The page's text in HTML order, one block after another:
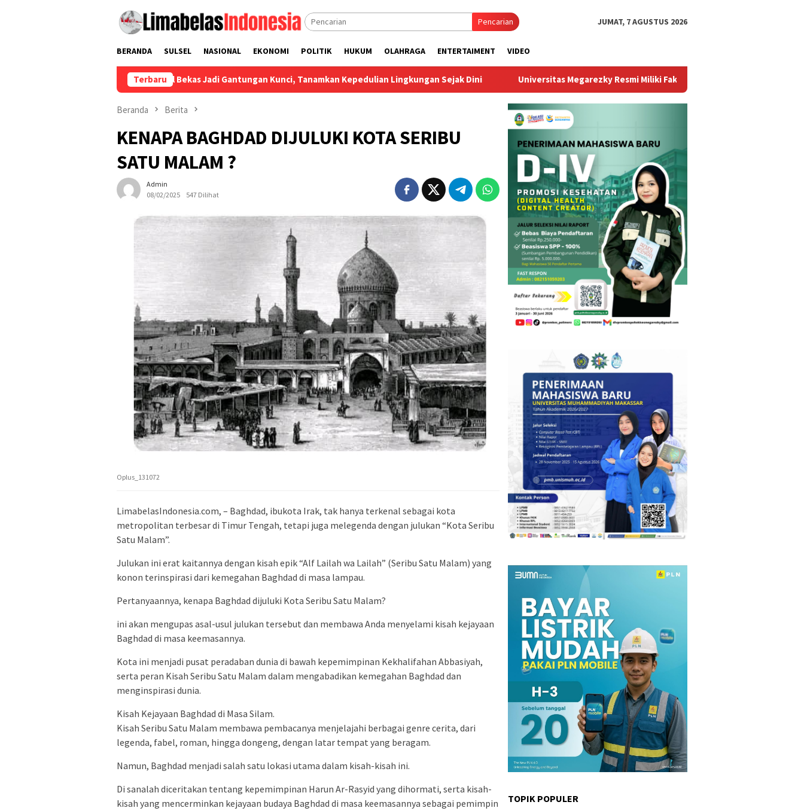
Pencarian JUMAT, 7 AGUSTUS 2026
BERANDA SULSEL NASIONAL EKONOMI POLITIK HUKUM OLAHRAGA ENTERTAIMENT VIDEO
Terbaru
Sulap Tutup Botol Bekas Jadi Gantungan Kunci, Tanamkan Kepedulian Lingkungan Sejak Dini Universitas Megarezky Resmi Miliki Fakultas Kedokteran, Siap Cetak Dokter Profesional
Beranda Berita
KENAPA BAGHDAD DIJULUKI KOTA SERIBU
SATU MALAM ?
Admin
08/02/2025
547 Dilihat
Oplus_131072
LimabelasIndonesia.com, – Baghdad, ibukota Irak, tak hanya terkenal sebagai kota
metropolitan terbesar di Timur Tengah, tetapi juga melegenda dengan julukan “Kota Seribu
Satu Malam”.
Julukan ini erat kaitannya dengan kisah epik “Alf Lailah wa Lailah” (Seribu Satu Malam) yang
konon terinspirasi dari kemegahan Baghdad di masa lampau.
Pertanyaannya, kenapa Baghdad dijuluki Kota Seribu Satu Malam?
ini akan mengupas asal-usul julukan tersebut dan membawa Anda menyelami kisah kejayaan
Baghdad di masa keemasannya.
Kota ini menjadi pusat peradaban dunia di bawah kepemimpinan Kekhalifahan Abbasiyah,
serta peran Kisah Seribu Satu Malam dalam mengabadikan kemegahan Baghdad dan
menginspirasi dunia.
Kisah Kejayaan Baghdad di Masa Silam.
Kisah Seribu Satu Malam membawa pembacanya menjelajahi berbagai genre cerita, dari
legenda, fabel, roman, hingga dongeng, dengan latar tempat yang beragam.
Namun, Baghdad menjadi salah satu lokasi utama dalam kisah-kisah ini.
Di sanalah diceritakan tentang kepemimpinan Harun Ar-Rasyid yang dihormati, serta kisah-
kisah yang mencerminkan kejayaan budaya Baghdad di masa keemasannya sebagai pemimpin
TOPIK POPULER